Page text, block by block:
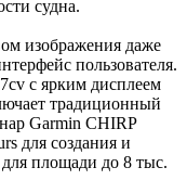
судна.
изображения даже
пользователя.
с ярким дисплеем
традиционный
Garmin CHIRP
для создания и
для площади до 8 тыс.